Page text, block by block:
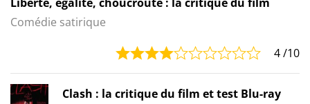
Comédie satirique
4/10
Clash : la critique du film et test Blu-ray